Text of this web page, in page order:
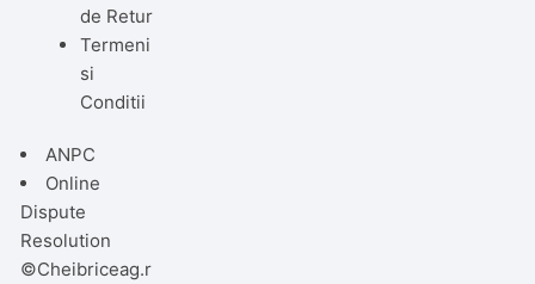
de Retur
Termeni
si
Conditii
ANPC
Online
Dispute
Resolution
©Cheibriceag.r